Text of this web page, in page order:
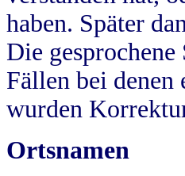
haben. Später
Die
Fällen bei
wurden
Ortsnamen